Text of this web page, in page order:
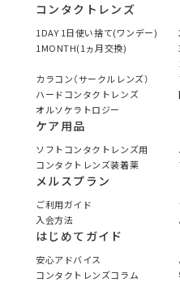
コンタクトレンズ
1DAY 1日使い捨て(ワンデー)
1MONTH(1ヵ月交換)
カラコン（サークルレンズ）
ハードコンタクトレンズ
オルソケラトロジー
ケア用品
ソフトコンタクトレンズ用
コンタクトレンズ装着薬
メルスプラン
ご利用ガイド
入会方法
はじめてガイド
安心アドバイス
コンタクトレンズコラム